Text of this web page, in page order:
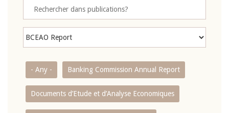
- Any - Banking Commission Annual Report
Documents d’Etude et d’Analyse Economiques